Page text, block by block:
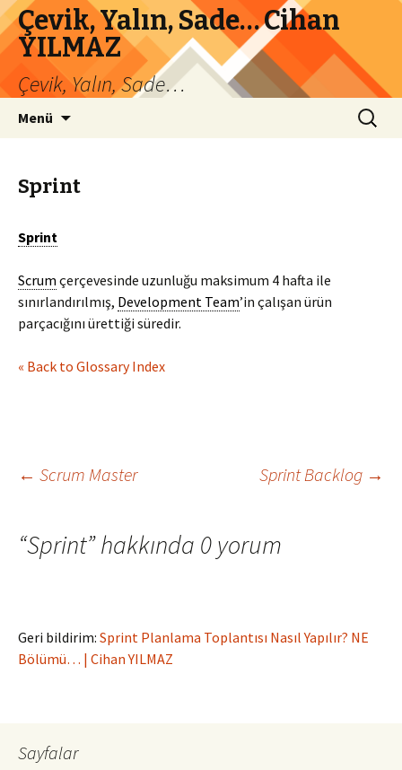
Çevik, Yalın, Sade… Cihan
YILMAZ
Çevik, Yalın, Sade…
Menü Arama:
Sprint
Sprint
Scrum çerçevesinde uzunluğu maksimum 4 hafta ile
sınırlandırılmış, Development Team’in çalışan ürün
parçacığını ürettiği süredir.
« Back to Glossary Index
Yazı
dolaşımı
← Scrum Master Sprint Backlog →
“Sprint” hakkında 0 yorum
Geri bildirim: Sprint Planlama Toplantısı Nasıl Yapılır? NE
Bölümü… | Cihan YILMAZ
Sayfalar